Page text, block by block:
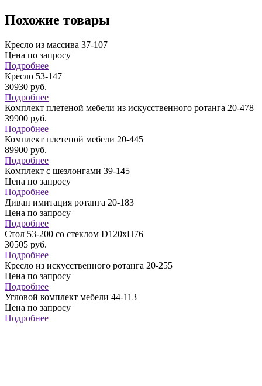
Похожие товары
Кресло из массива 37-107
Цена по запросу
Подробнее
Кресло 53-147
30930 руб.
Подробнее
Комплект плетеной мебели из искусственного ротанга 20-478
39900 руб.
Подробнее
Комплект плетеной мебели 20-445
89900 руб.
Подробнее
Комплект с шезлонгами 39-145
Цена по запросу
Подробнее
Диван имитация ротанга 20-183
Цена по запросу
Подробнее
Стол 53-200 со стеклом D120хH76
30505 руб.
Подробнее
Кресло из искусственного ротанга 20-255
Цена по запросу
Подробнее
Угловой комплект мебели 44-113
Цена по запросу
Подробнее